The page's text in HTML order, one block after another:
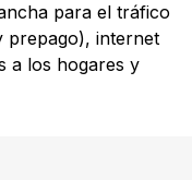
para el tráfico
prepago), internet
a los hogares y